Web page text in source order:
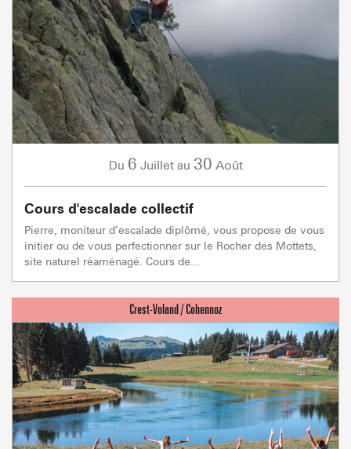
Du 6 Juillet au 30 Août
Cours d'escalade collectif
Pierre, moniteur d’escalade diplômé, vous propose de vous
initier ou de vous perfectionner sur le Rocher des Mottets,
site naturel réaménagé. Cours de...